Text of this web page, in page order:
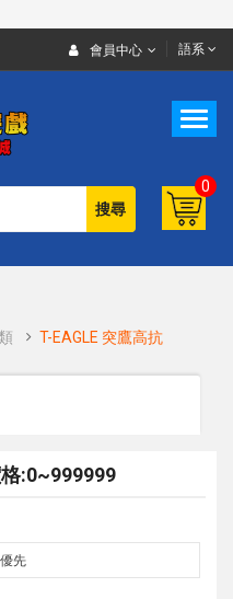
會員中心 語系
搜尋
0
T-EAGLE 突鷹高抗
:0~999999